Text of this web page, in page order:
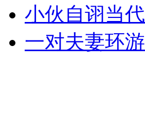
外交部：有关国家言论片面不公
小伙自诩当
一对夫妻环